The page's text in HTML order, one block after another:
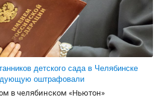
детского сада в Челябинске
оштрафовали
в челябинском «Ньютон»